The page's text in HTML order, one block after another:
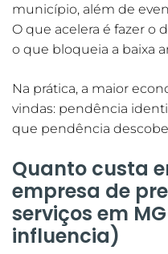
município, além de
O que acelera é fazer o
o que bloqueia a baixa
Na prática, a maior
vindas: pendência
que pendência
Quanto custa
empresa de
serviços em
influencia)